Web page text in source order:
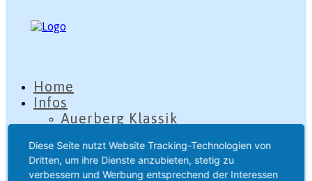
Home
Infos
Auerberg Klassik
Impressum
Datenschutzerklärung
Diese Seite nutzt Website Tracking-Technologien von
Dritten, um ihre Dienste anzubieten, stetig zu
verbessern und Werbung entsprechend der Interessen